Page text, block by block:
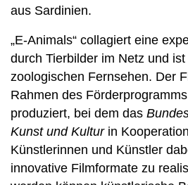
aus Sardinien.
„E-Animals“ collagiert eine
durch Tierbilder im Netz und
zoologischen Fernsehen. Der
Rahmen des
produziert, bei dem das
Kunst und Kulturin
Künstlerinnen und Künstler
innovative Filmformate zu